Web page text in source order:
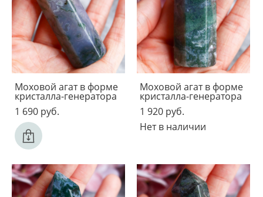
Моховой агат в форме
кристалла-генератора
1 690 pуб.
Моховой агат в форме
кристалла-генератора
1 920 pуб.
Нет в наличии